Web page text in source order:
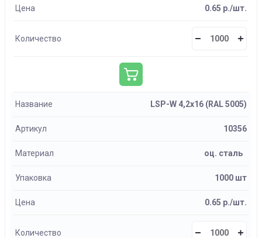
Цена 0.65 р./шт.
Количество
Название LSP-W 4,2х16 (RAL 5005)
Артикул 10356
Материал оц. сталь
Упаковка 1000 шт
Цена 0.65 р./шт.
Количество